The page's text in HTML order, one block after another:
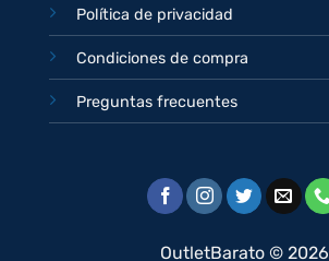
Política de privacidad
Condiciones de compra
Preguntas frecuentes
OutletBarato © 2026